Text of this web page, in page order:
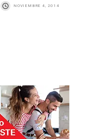
NOVIEMBRE 4, 2014